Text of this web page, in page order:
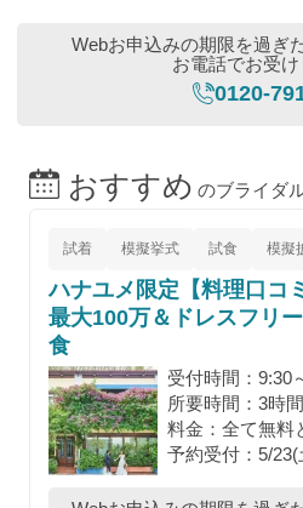
Webお申込みの期限を過ぎ
お電話でお受け
0120-
おすすめ のブライダ
試着 模擬挙式 試食 模擬
ハナユメ限定【料理口コ
最大100万＆ドレスフリ
食
受付時間：9:30
所要時間：3時
料金：全て無料
予約受付：5/23(